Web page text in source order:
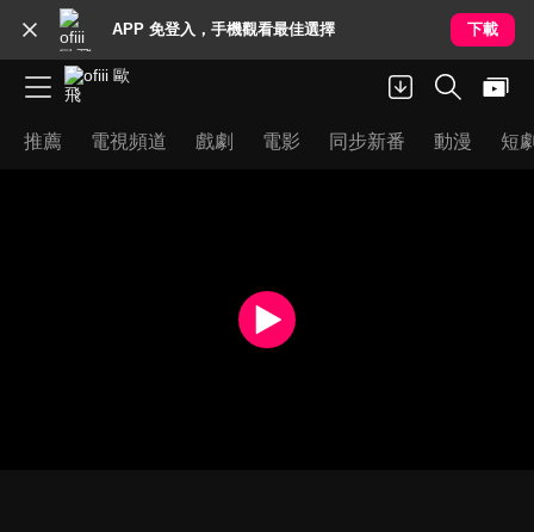
APP 免登入，手機觀看最佳選擇 下載
推薦 電視頻道 戲劇 電影 同步新番 動漫 短